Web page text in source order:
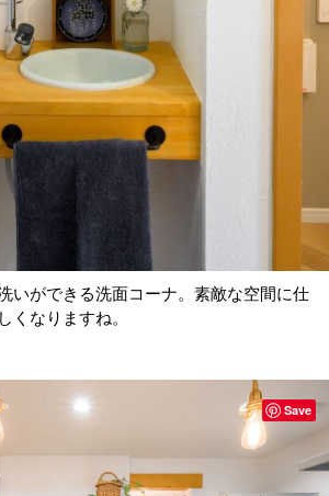
いができる洗面コーナ。素敵な空間に仕
くなりますね。
Save